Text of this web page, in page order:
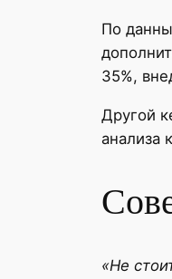
По
35%,
Другой
анализа
«Не